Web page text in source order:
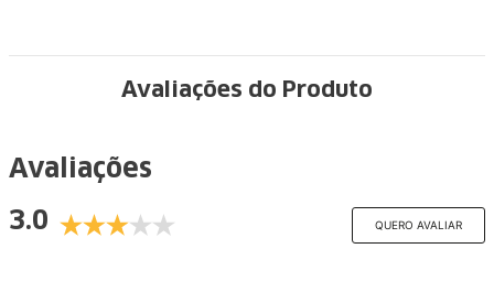
Avaliações do Produto
Avaliações
3.0
QUERO AVALIAR